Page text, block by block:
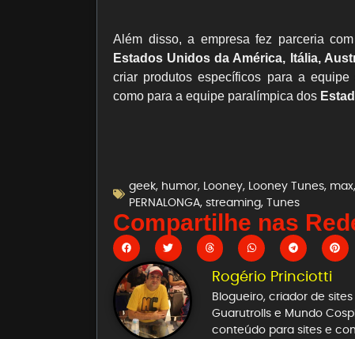
Além disso, a empresa fez parceria
Estados Unidos da América, Itália,
criar produtos específicos para a
como para a equipe paralímpica dos
geek, humor, Looney, Looney Tunes, max,
PERNALONGA, streaming, Tunes
Compartilhe nas
Rogério Princiotti
Blogueiro, criador de
Guarutrolls e Mundo
conteúdo para sites e